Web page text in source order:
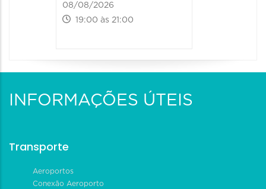
08/08/2026
19:00 às 21:00
INFORMAÇÕES ÚTEIS
Transporte
Aeroportos
Conexão Aeroporto